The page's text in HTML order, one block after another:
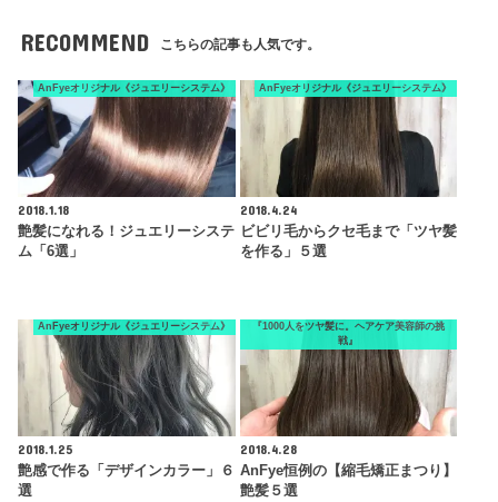
RECOMMEND こちらの記事も人気です。
AnFyeオリジナル《ジュエリーシステム》
2018.1.18
艶髪になれる！ジュエリーシステ
ム「6選」
AnFyeオリジナル《ジュエリーシステム》
2018.4.24
ビビリ毛からクセ毛まで「ツヤ髪
を作る」５選
AnFyeオリジナル《ジュエリーシステム》
2018.1.25
艶感で作る「デザインカラー」６
選
『1000人をツヤ髪に。ヘアケア美容師の挑
戦』
2018.4.28
AnFye恒例の【縮毛矯正まつり】
艶髪５選